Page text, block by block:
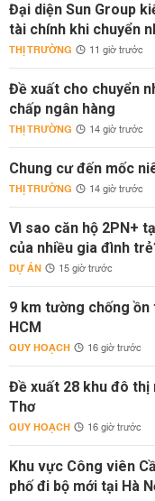
Đại diện Sun Group
tài chính khi chuyển
THỊ TRƯỜNG 11 giờ trước
Đề xuất cho chuyển
chấp ngân hàng
THỊ TRƯỜNG 14 giờ trước
Chung cư đến mốc
THỊ TRƯỜNG 14 giờ trước
Vì sao căn hộ 2PN+
của nhiều gia đình
DỰ ÁN 15 giờ trước
9 km tường chống
HCM
QUY HOẠCH 16 giờ trước
Đề xuất 28 khu đô thị
Thơ
QUY HOẠCH 16 giờ trước
Khu vực Công viên
phố đi bộ mới tại Hà